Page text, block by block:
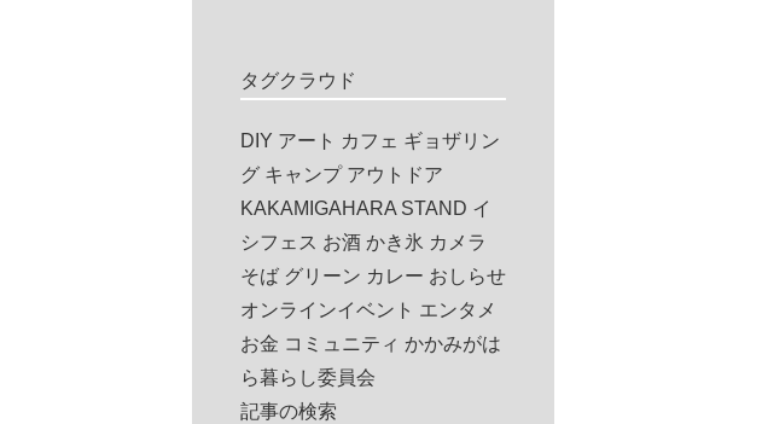
タグクラウド
DIY アート カフェ ギョザリン
グ キャンプ アウトドア
KAKAMIGAHARA STAND イ
シフェス お酒 かき氷 カメラ
そば グリーン カレー おしらせ
オンラインイベント エンタメ
お金 コミュニティ かかみがは
ら暮らし委員会
記事の検索